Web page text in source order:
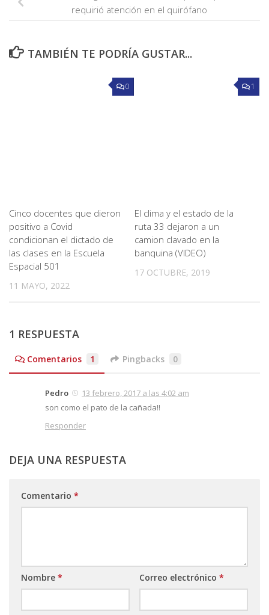
requirió atención en el quirófano
TAMBIÉN TE PODRÍA GUSTAR...
0
Cinco docentes que dieron
positivo a Covid
condicionan el dictado de
las clases en la Escuela
Espacial 501
11 MAYO, 2022
1
El clima y el estado de la
ruta 33 dejaron a un
camion clavado en la
banquina (VIDEO)
17 OCTUBRE, 2019
1 RESPUESTA
Comentarios 1 Pingbacks 0
Pedro
13 febrero, 2017 a las 4:02 am
son como el pato de la cañada!!
Responder
DEJA UNA RESPUESTA
Comentario *
Nombre * Correo electrónico *